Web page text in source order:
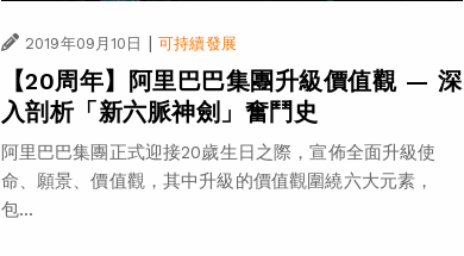
2019年09月10日 | 可持續發展
【20周年】阿里巴巴集團升級價值觀 — 深
入剖析「新六脈神劍」奮鬥史
阿里巴巴集團正式迎接20歲生日之際，宣佈全面升級使
命、願景、價值觀，其中升級的價值觀圍繞六大元素，
包...